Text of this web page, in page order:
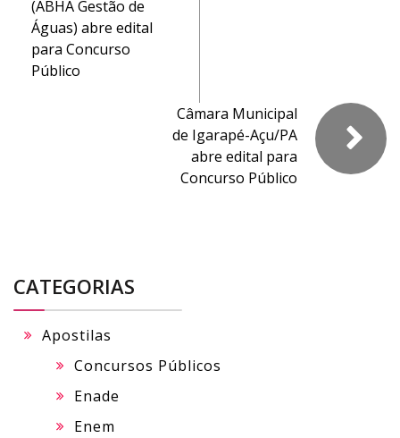
(ABHA Gestão de
Águas) abre edital
para Concurso
Público
Câmara Municipal
de Igarapé-Açu/PA
abre edital para
Concurso Público
CATEGORIAS
Apostilas
Concursos Públicos
Enade
Enem